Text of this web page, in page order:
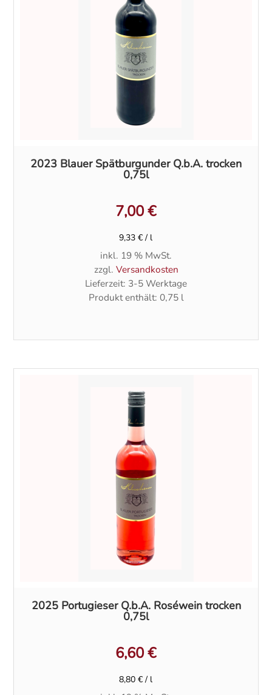
2023 Blauer Spätburgunder Q.b.A. trocken
0,75l
7,00€
9,33€ / l
inkl. 19 % MwSt.
zzgl. Versandkosten
Lieferzeit: 3-5 Werktage
Produkt enthält: 0,75 l
2025 Portugieser Q.b.A. Roséwein trocken
0,75l
6,60€
8,80€ / l